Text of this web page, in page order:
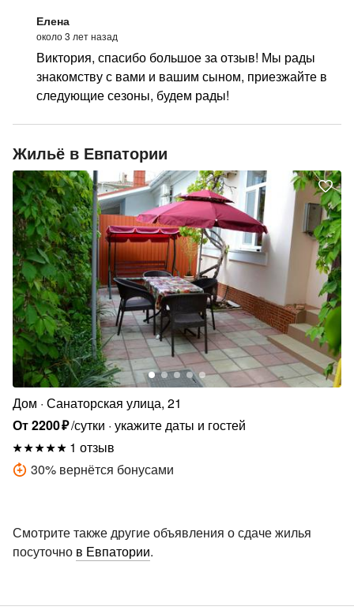
Елена
около 3 лет назад
Виктория, спасибо большое за отзыв! Мы рады
знакомству с вами и вашим сыном, приезжайте в
следующие сезоны, будем рады!
Жильё в Евпатории
Дом Санаторская улица, 21
От2200₽/сутки укажите даты и гостей
1 отзыв
30% вернётся бонусами
Смотрите также другие объявления о сдаче жилья
посуточно в Евпатории.